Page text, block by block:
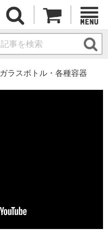
ガラスボトル・各種容器